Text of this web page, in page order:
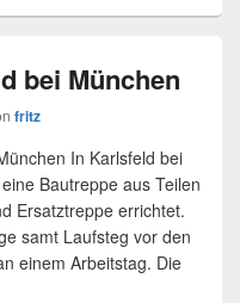
bei München
fritz
In Karlsfeld bei
Bautreppe aus Teilen
Ersatztreppe errichtet.
samt Laufsteg vor den
einem Arbeitstag. Die
Karlsfeld bei München